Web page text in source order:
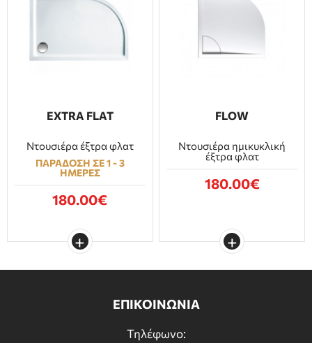
EXTRA FLAT
Ντουσιέρα έξτρα φλατ
ΠΑΡΑΔΟΣΗ ΣΕ 1 - 3
ΗΜΕΡΕΣ
180.00€
FLOW
Ντουσιέρα ημικυκλική
έξτρα φλατ
180.00€
ΕΠΙΚΟΙΝΩΝΙΑ
Τηλέφωνο: